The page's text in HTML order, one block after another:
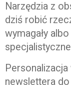
Narzędzia z
dziś robić
wymagały
newslettera do